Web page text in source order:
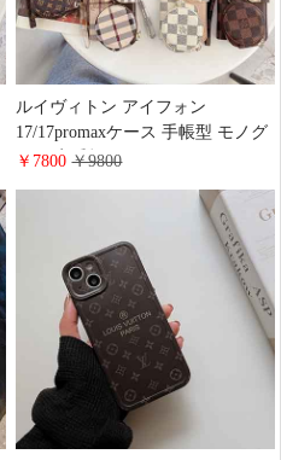
ルイヴィトン アイフォン
17/17promaxケース 手帳型 モノグ
ラム 定番柄 airpods 4/3/2 proケー
iphone16pro/16/15ケース 手帳型 財
布カード入り 多機能 ハイ ブラン
ド Galaxy S25/S24/S23手帳カバー
おすすめ
￥7800￥9800